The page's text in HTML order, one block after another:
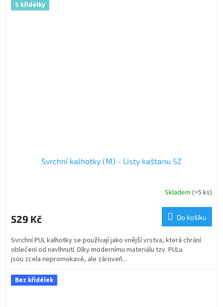
S křidélky
Svrchní kalhotky (M) - Listy kaštanu SZ
Skladem (>5 ks)
529 Kč Do košíku
Svrchní PUL kalhotky se používají jako vnější vrstva, která chrání
oblečení od navlhnutí. Díky modernímu materiálu tzv. PULu
jsou zcela nepromokavé, ale zároveň...
Bez křidélek